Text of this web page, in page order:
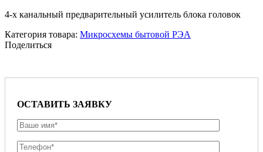
4-х канальный предварительный усилитель блока головок
Категория товара: Микросхемы бытовой РЭА
Поделиться
ОСТАВИТЬ ЗАЯВКУ